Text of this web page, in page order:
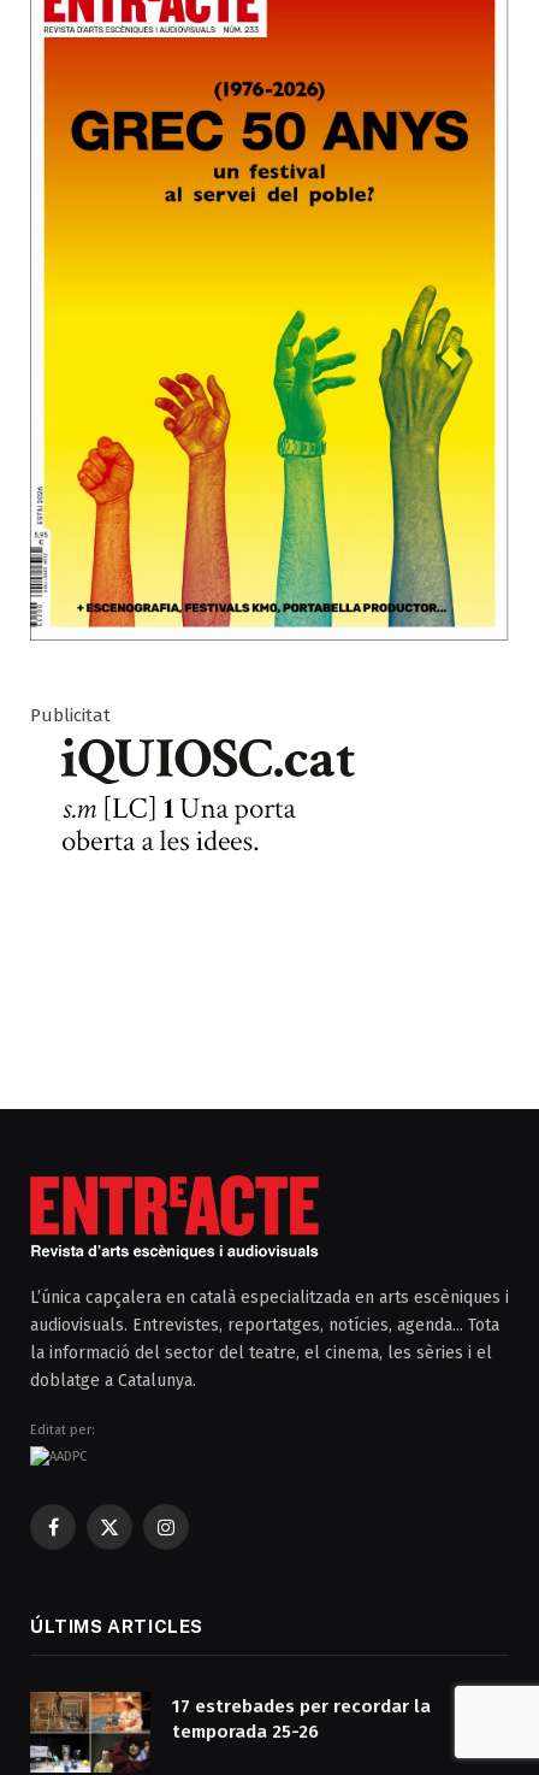
Publicitat
L’única capçalera en català especialitzada en arts escèniques i
audiovisuals. Entrevistes, reportatges, notícies, agenda... Tota
la informació del sector del teatre, el cinema, les sèries i el
doblatge a Catalunya.
Editat per:
Facebook
X
Instagram
ÚLTIMS ARTICLES
17 estrebades per recordar la
temporada 25-26